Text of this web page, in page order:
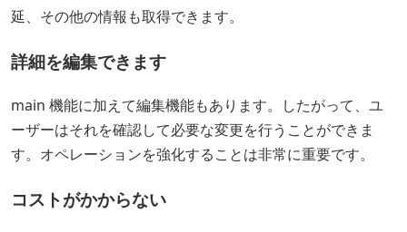
延、その他の情報も取得できます。
詳細を編集できます
main 機能に加えて編集機能もあります。したがって、ユ
ーザーはそれを確認して必要な変更を行うことができま
す。オペレーションを強化することは非常に重要です。
コストがかからない